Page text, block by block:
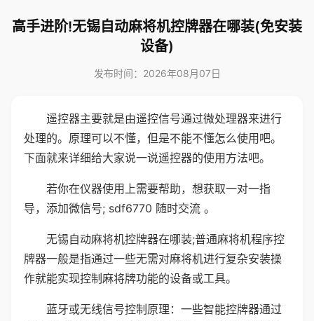
高手进阶!无锡自动麻将机控牌器在哪装(免安装
设备)
发布时间：2026年08月07日
遥控器主要就是由遥控信号通过微处理器来进行
处理的。原理可以不懂，但是不能不懂怎么使用吧。
下面就来详细给大家说一说遥控器的使用方法吧。
若你在仪器使用上需要帮助，想获取一对一指
导，添加微信号; sdf6770 随时交流 。
无锡自动麻将机控牌器在哪装;普通麻将机程序控
牌器一般是指通过一些无需对麻将机进行复杂安装操
作就能实现控制麻将牌功能的设备或工具。
蓝牙或无线信号控制原理：一些智能控牌器通过